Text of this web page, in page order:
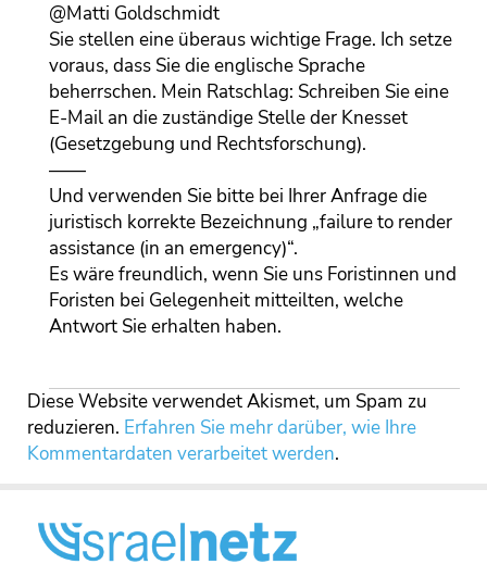
@Matti Goldschmidt
Sie stellen eine überaus wichtige Frage. Ich setze
voraus, dass Sie die englische Sprache
beherrschen. Mein Ratschlag: Schreiben Sie eine
E-Mail an die zuständige Stelle der Knesset
(Gesetzgebung und Rechtsforschung).
——
Und verwenden Sie bitte bei Ihrer Anfrage die
juristisch korrekte Bezeichnung „failure to render
assistance (in an emergency)“.
Es wäre freundlich, wenn Sie uns Foristinnen und
Foristen bei Gelegenheit mitteilten, welche
Antwort Sie erhalten haben.
Diese Website verwendet Akismet, um Spam zu
reduzieren. Erfahren Sie mehr darüber, wie Ihre
Kommentardaten verarbeitet werden.